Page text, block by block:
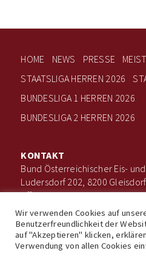
HOME NEWS PRESSE
STAATSLIGA HERREN 2026
BUNDESLIGA 1 HERREN 2026
BUNDESLIGA 2 HERREN 2026
KONTAKT
Bund Österreichischer Eis-
Ludersdorf 202, 8200 Gleisdorf
office@boee.at
+43 660 506 7203
Impressum Datenschutz
Wir verwenden Cookies auf
Benutzerfreundlichkeit der
auf "Akzeptieren" klicken,
Verwendung von allen Cookies